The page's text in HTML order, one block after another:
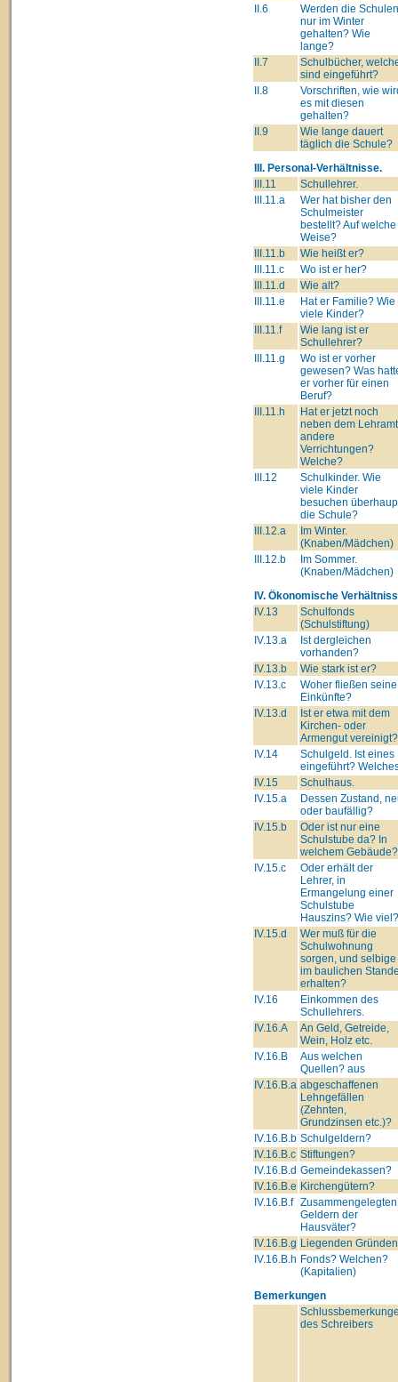
II.6
Werden die Schulen
nur im Winter
gehalten? Wie
lange?
II.7
Schulbücher,
sind eingeführt?
II.8
Vorschriften, wie
es mit diesen
gehalten?
II.9
Wie lange dauert
täglich die Schule?
III. Personal-Verhältnisse.
III.11
Schullehrer.
III.11.a
Wer hat bisher den
Schulmeister
bestellt? Auf welche
Weise?
III.11.b
Wie heißt er?
III.11.c
Wo ist er her?
III.11.d
Wie alt?
III.11.e
Hat er Familie? Wie
viele Kinder?
III.11.f
Wie lang ist er
Schullehrer?
III.11.g
Wo ist er vorher
gewesen? Was
er vorher für einen
Beruf?
III.11.h
Hat er jetzt noch
neben dem
andere
Verrichtungen?
Welche?
III.12
Schulkinder. Wie
viele Kinder
besuchen
die Schule?
III.12.a
Im Winter.
(Knaben/Mädchen)
III.12.b
Im Sommer.
(Knaben/Mädchen)
IV. Ökonomische
IV.13
Schulfonds
(Schulstiftung)
IV.13.a
Ist dergleichen
vorhanden?
IV.13.b
Wie stark ist er?
IV.13.c
Woher fließen seine
Einkünfte?
IV.13.d
Ist er etwa mit dem
Kirchen- oder
Armengut vereinigt?
IV.14
Schulgeld. Ist eines
eingeführt?
IV.15
Schulhaus.
IV.15.a
Dessen Zustand,
oder baufällig?
IV.15.b
Oder ist nur eine
Schulstube da? In
welchem Gebäude?
IV.15.c
Oder erhält der
Lehrer, in
Ermangelung einer
Schulstube
Hauszins? Wie viel?
IV.15.d
Wer muß für die
Schulwohnung
sorgen, und selbige
im baulichen
erhalten?
IV.16
Einkommen des
Schullehrers.
IV.16.A
An Geld, Getreide,
Wein, Holz etc.
IV.16.B
Aus welchen
Quellen? aus
IV.16.B.a abgeschaffenen
Lehngefällen
(Zehnten,
Grundzinsen etc.)?
IV.16.B.b Schulgeldern?
IV.16.B.c Stiftungen?
IV.16.B.d Gemeindekassen?
IV.16.B.e Kirchengütern?
IV.16.B.f Zusammengelegten
Geldern der
Hausväter?
IV.16.B.g Liegenden
IV.16.B.h Fonds? Welchen?
(Kapitalien)
Bemerkungen
des Schreibers